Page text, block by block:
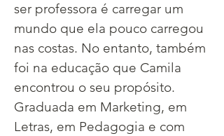
ser professora é carregar um
mundo que ela pouco carregou
nas costas. No entanto, também
foi na educação que Camila
encontrou o seu propósito.
Graduada em Marketing, em
Letras, em Pedagogia e com